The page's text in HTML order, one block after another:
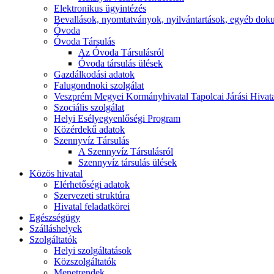
Elektronikus ügyintézés
Bevallások, nyomtatványok, nyilvántartások, egyéb
Óvoda
Óvoda Társulás
Az Óvoda Társulásról
Óvoda társulás ülések
Gazdálkodási adatok
Falugondnoki szolgálat
Veszprém Megyei Kormányhivatal Tapolcai Járási
Szociális szolgálat
Helyi Esélyegyenlőségi Program
Közérdekű adatok
Szennyvíz Társulás
A Szennyvíz Társulásról
Szennyvíz társulás ülések
Közös hivatal
Elérhetőségi adatok
Szervezeti struktúra
Hivatal feladatkörei
Egészségügy
Szálláshelyek
Szolgáltatók
Helyi szolgáltatások
Közszolgáltatók